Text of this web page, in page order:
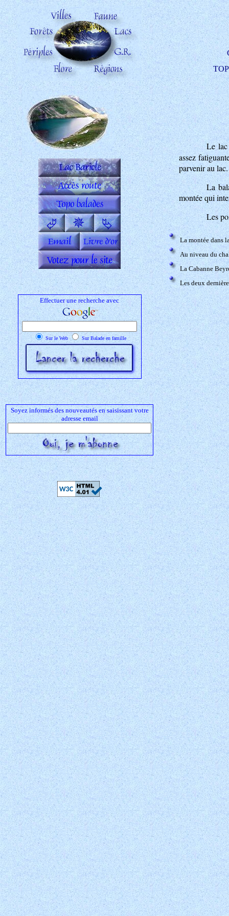
Effectuer une recherche avec
Sur le Web Sur Balade en famille
Soyez informés des nouveautés en saisissant votre
adresse email
Le
assez
parvenir au lac.
La
montée qui
Les
La montée dans
Au niveau du
La Cabanne
Les deux